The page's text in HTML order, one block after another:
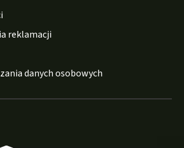
reklamacji
danych osobowych